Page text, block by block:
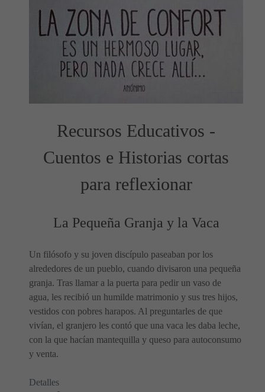
Recursos Educativos -
Cuentos e Historias cortas
para reflexionar
La Pequeña Granja y la Vaca
Un filósofo y su joven discípulo paseaban por los
alrededores de un pueblo, cuando divisaron una pequeña
granja. Tras llamar a la puerta para pedir un vaso de
agua, les recibió un humilde matrimonio y sus tres hijos,
vestidos con pobres harapos. Al preguntarles de que
vivían, el granjero les contó que una vaca les daba leche,
con la que hacían mantequilla y queso para autoconsumo
y venta.
Detalles